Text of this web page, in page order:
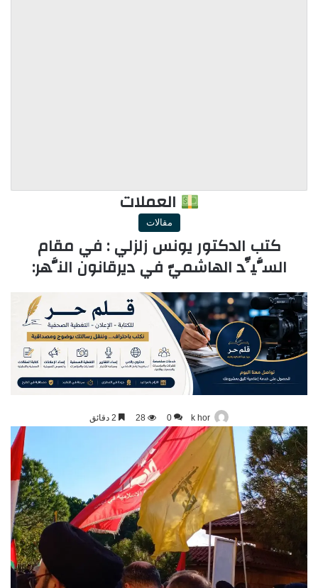
العملات
مقالات
كتب الدكتور يونس زلزلي : في مقام
السَّيِّد الهاشميّ في ديرقانون النَّهر:
k hor
0
28